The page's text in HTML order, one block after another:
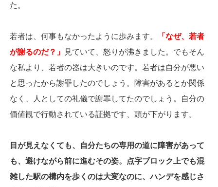
た。
若者は、何事もなかったように歩みます。
「なぜ、若者
が謝るのだ？」
見ていて、怒りが沸きました。でもそん
な私より、若者の器は大きいのです。若者は自分が悪い
と思ったから謝罪したのでしょう。障害があるとか関係
なく、人としての礼儀で謝罪してたのでしょう。自分の
価値観で行動されている証拠です、頭が下がります。
目が見えなくても、自分たちの専用の道に障害があって
も、避けながら前に進むその姿。
点字ブロック上でも混
雑した駅の構内を歩くのは大変なのに、ハンデを感じさ